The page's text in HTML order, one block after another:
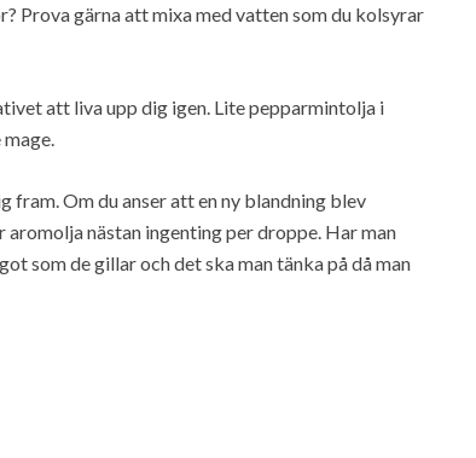
Prova gärna att mixa med vatten som du kolsyrar
att liva upp dig igen. Lite pepparmintolja i
fram. Om du anser att en ny blandning blev
nästan ingenting per droppe. Har man
som de gillar och det ska man tänka på då man